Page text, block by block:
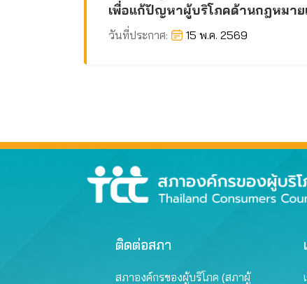
เพื่อแก้ปัญหาผู้บริโภคด้านกฎหมาย
วันที่ประกาศ: 15 พ.ค. 2569
ติดต่อสภา
สภาองค์กรของผู้บริโภค (สภาผู้